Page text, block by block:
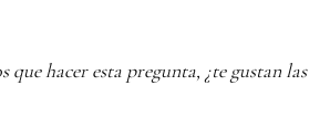
que hacer esta pregunta, ¿te gustan las